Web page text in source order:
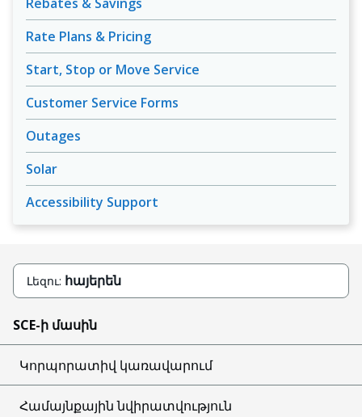
Rate Plans & Pricing
Start, Stop or Move Service
Customer Service Forms
Outages
Solar
Accessibility Support
Լեզու: հայերեն
SCE-ի մասին
Կորպորատիվ կառավարում
Համայնքային նվիրատվություն